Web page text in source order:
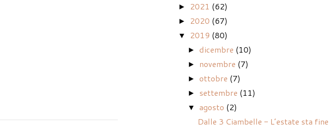
► 2021 (62)
► 2020 (67)
▼ 2019 (80)
►dicembre (10)
► novembre (7)
►ottobre (7)
► settembre (11)
▼ agosto (2)
Dalle 3 Ciambelle - L’estate sta